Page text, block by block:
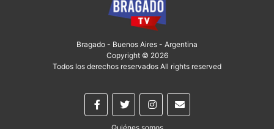
Bragado - Buenos Aires - Argentina
Copyright © 2026
Todos los derechos reservados All rights reserved